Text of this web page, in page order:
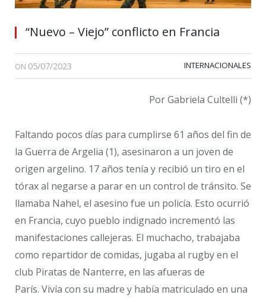
“Nuevo – Viejo” conflicto en Francia
ON 05/07/2023 INTERNACIONALES
Por Gabriela Cultelli (*)
Faltando pocos días para cumplirse 61 años del fin de
la Guerra de Argelia (1), asesinaron a un joven de
origen argelino. 17 años tenía y recibió un tiro en el
tórax al negarse a parar en un control de tránsito. Se
llamaba Nahel, el asesino fue un policía. Esto ocurrió
en Francia, cuyo pueblo indignado incrementó las
manifestaciones callejeras. El muchacho, trabajaba
como repartidor de comidas, jugaba al rugby en el
club Piratas de Nanterre, en las afueras de
París. Vivía con su madre y había matriculado en una